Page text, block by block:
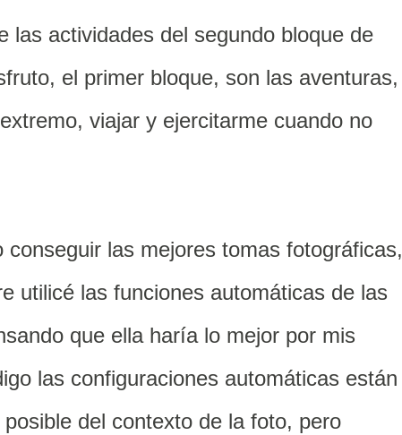
las actividades del segundo bloque de
el primer bloque, son las aventuras,
viajar y ejercitarme cuando no
conseguir las mejores tomas fotográficas,
utilicé las funciones automáticas de las
que ella haría lo mejor por mis
las configuraciones automáticas están
del contexto de la foto, pero